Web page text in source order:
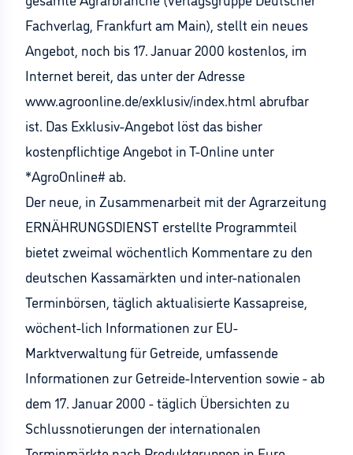
Fachverlag, Frankfurt am Main), stellt ein neues
Angebot, noch bis 17. Januar 2000 kostenlos, im
Internet bereit, das unter der Adresse
www.agroonline.de/exklusiv/index.html abrufbar
ist. Das Exklusiv-Angebot löst das bisher
kostenpflichtige Angebot in T-Online unter
*AgroOnline# ab.
Der neue, in Zusammenarbeit mit der Agrarzeitung
ERNÄHRUNGSDIENST erstellte Programmteil
bietet zweimal wöchentlich Kommentare zu den
deutschen Kassamärkten und inter-nationalen
Terminbörsen, täglich aktualisierte Kassapreise,
wöchent-lich Informationen zur EU-
Marktverwaltung für Getreide, umfassende
Informationen zur Getreide-Intervention sowie - ab
dem 17. Januar 2000 - täglich Übersichten zu
Schlussnotierungen der internationalen